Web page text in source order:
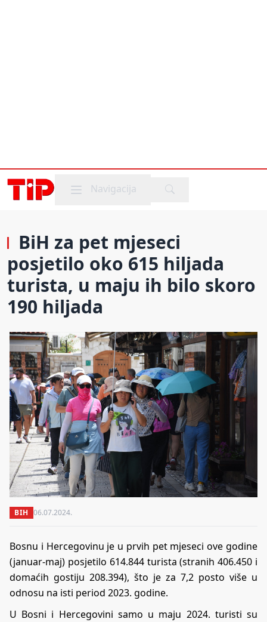
Mobile menu
Navigacija
BiH za pet mjeseci
posjetilo oko 615 hiljada
turista, u maju ih bilo skoro
190 hiljada
BIH 06.07.2024.
Bosnu i Hercegovinu je u prvih pet mjeseci ove godine
(januar-maj) posjetilo 614.844 turista (stranih 406.450 i
domaćih gostiju 208.394), što je za 7,2 posto više u
odnosu na isti period 2023. godine.
U Bosni i Hercegovini samo u maju 2024. turisti su